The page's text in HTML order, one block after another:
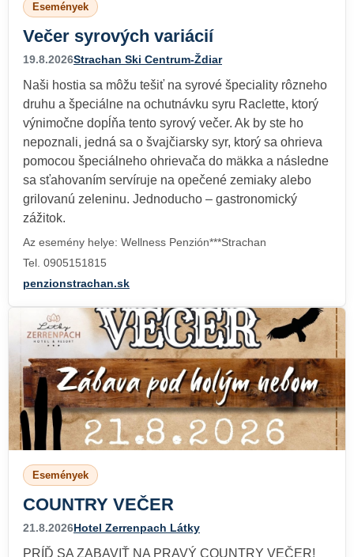
Események
Večer syrových variácií
19.8.2026Strachan Ski Centrum-Ždiar
Naši hostia sa môžu tešiť na syrové špeciality rôzneho
druhu a špeciálne na ochutnávku syru Raclette, ktorý
výnimočne dopĺňa tento syrový večer. Ak by ste ho
nepoznali, jedná sa o švajčiarsky syr, ktorý sa ohrieva
pomocou špeciálneho ohrievača do mäkka a následne
sa sťahovaním servíruje na opečené zemiaky alebo
grilovanú zeleninu. Jednoducho – gastronomický
zážitok.
Az esemény helye: Wellness Penzión***Strachan
Tel. 0905151815
penzionstrachan.sk
Események
COUNTRY VEČER
21.8.2026Hotel Zerrenpach Látky
PRÍĎ SA ZABAVIŤ NA PRAVÝ COUNTRY VEČER!